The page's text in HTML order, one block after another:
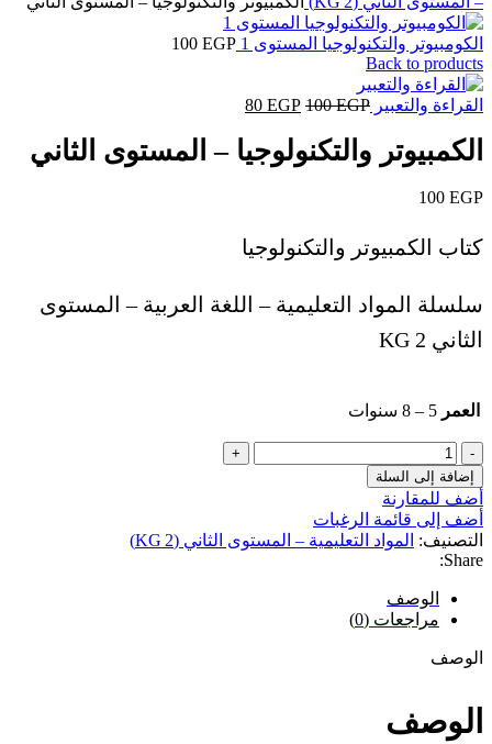
الكومبيوتر والتكنولوجيا المستوى 1 100 EGP
Back to products
القراءة والتعبير 100EGP
السعر
هو:
100 EGP.
80 EGP
السعر
80 EGP.
الكمبيوتر والتكنولوجيا – المستوى الثاني
100 EGP
كتاب الكمبيوتر والتكنولوجيا
سلسلة المواد التعليمية – اللغة العربية – المستوى
الثاني KG 2
العمر 5 – 8 سنوات
كمية
الكمبيوتر
والتكنولوجيا
-
المستوى
الثاني
إضافة إلى السلة
أضف للمقارنة
أضف إلى قائمة الرغبات
التصنيف: المواد التعليمية – المستوى الثاني (KG 2)
Share:
الوصف
مراجعات (0)
الوصف
الوصف